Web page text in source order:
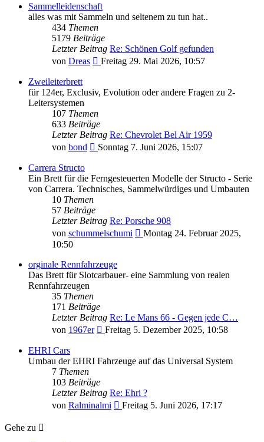
Sammelleidenschaft
alles was mit Sammeln und seltenem zu tun hat..
434 Themen
5179 Beiträge
Letzter Beitrag Re: Schönen Golf gefunden
von Dreas
Neuester
Beitrag
Freitag 29. Mai 2026, 10:57
Zweileiterbrett
für 124er, Exclusiv, Evolution oder andere Fragen zu 2-
Leitersystemen
107 Themen
633 Beiträge
Letzter Beitrag Re: Chevrolet Bel Air 1959
von bond
Neuester
Sonntag 7. Juni 2026, 15:07
Carrera Structo
Ein Brett für die Ferngesteuerten Modelle der Structo - Serie
von Carrera. Technisches, Sammelwürdiges und Umbauten
10 Themen
57 Beiträge
Letzter Beitrag Re: Porsche 908
von schummelschumi
Neuester
Montag 24. Februar 2025,
10:50
orginale Rennfahrzeuge
Das Brett für Slotcarbauer- eine Sammlung von realen
Rennfahrzeugen
35 Themen
171 Beiträge
Letzter Beitrag Re: Le Mans 66 - Gegen jede C…
von 1967er
Neuester
Beitrag
Freitag 5. Dezember 2025, 10:58
EHRI Cars
Umbau der EHRI Fahrzeuge auf das Universal System
7 Themen
103 Beiträge
Letzter Beitrag Re: Ehri ?
von Ralminalmi
Neuester
Beitrag
Freitag 5. Juni 2026, 17:17
Gehe zu